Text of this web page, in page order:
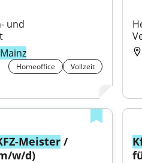
und
Mainz
Homeoffice Vollzeit
Meister /
w/d)